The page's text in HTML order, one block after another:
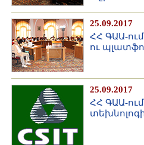
25.09.2017
ՀՀ ԳԱԱ-
ու
25.09.2017
ՀՀ ԳԱԱ-